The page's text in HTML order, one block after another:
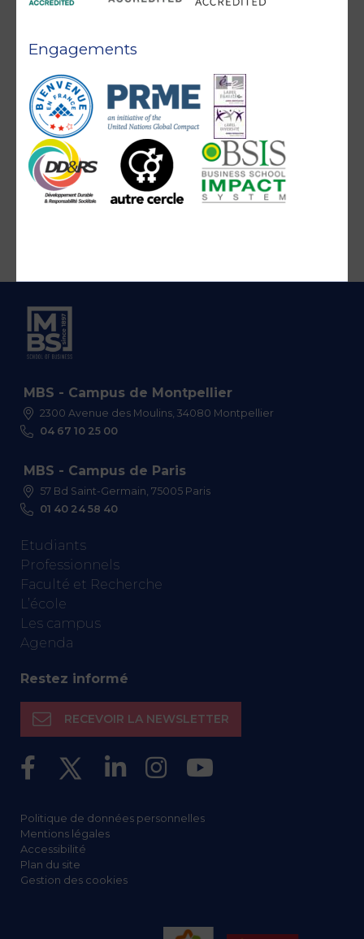
Engagements
MBS - Campus de Montpellier
2300 Avenue des Moulins, 34080 Montpellier
04 67 10 25 00
MBS - Campus de Paris
57 Bd Saint-Germain, 75005 Paris
01 40 24 58 40
Etudiants
Professionnels
Faculté et Recherche
L’école
Les campus
Agenda
Restez informé
RECEVOIR LA NEWSLETTER
Politique de données personnelles
Mentions légales
Accessibilité
Plan du site
Gestion des cookies